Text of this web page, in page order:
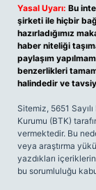
Yasal Uyarı: Bu
şirketi ile hiçbir
hazırladığımız
haber niteliği
paylaşım
benzerlikleri
halindedir ve
Sitemiz, 5651
Kurumu (BTK)
vermektedir. Bu
veya araştırma
yazdıkları
bu sorumluluğu